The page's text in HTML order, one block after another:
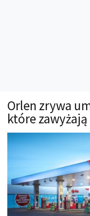
Technika jazdy
Oświetlenie
Kalkulatory
Przelicznik mocy
Auto z niemiec
Galerie
Orlen zrywa
które